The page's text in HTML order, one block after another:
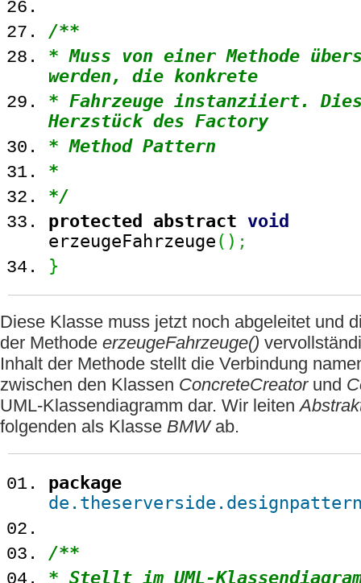
/**
* Muss von einer Methode
werden, die konkrete
* Fahrzeuge instanziiert.
Herzstück des Factory
* Method Pattern
*
*/
protected abstract void
erzeugeFahrzeuge( ) ;
}
Diese Klasse muss jetzt noch abgeleitet und
der Methode erzeugeFahrzeuge()
Inhalt der Methode stellt die Verbindung
zwischen den Klassen ConcreteCreatorund
UML-Klassendiagramm dar. Wir leiten
folgenden als Klasse BMWab.
package
/**
* Stellt im UML-